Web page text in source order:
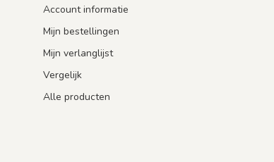
Account informatie
Mijn bestellingen
Mijn verlanglijst
Vergelijk
Alle producten